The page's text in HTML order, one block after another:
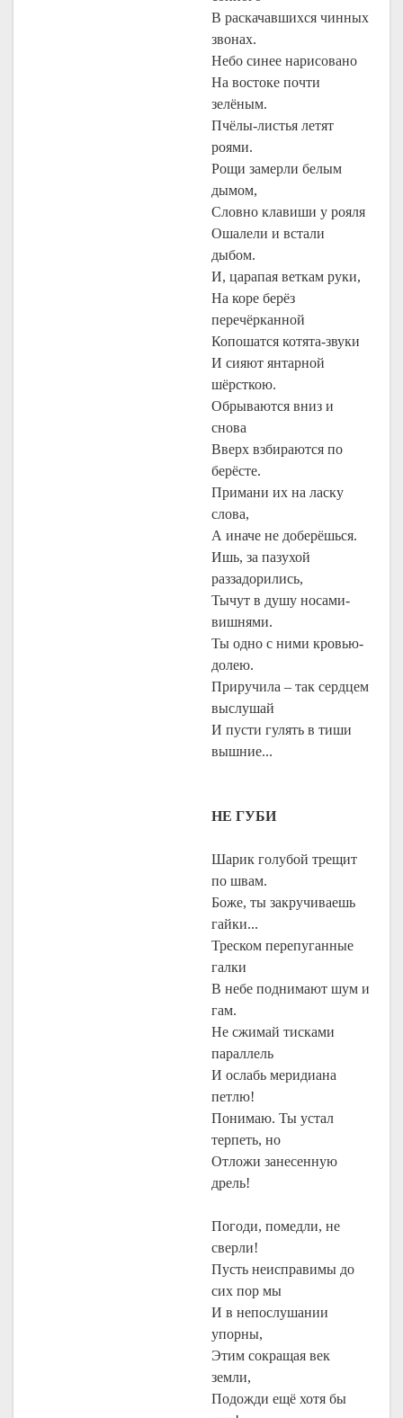
В раскачавшихся чинных
звонах.
Небо синее нарисовано
На востоке почти
зелёным.
Пчёлы-листья летят
роями.
Рощи замерли белым
дымом,
Словно клавиши у рояля
Ошалели и встали
дыбом.
И, царапая веткам руки,
На коре берёз
перечёрканной
Копошатся котята-звуки
И сияют янтарной
шёрсткою.
Обрываются вниз и
снова
Вверх взбираются по
берёсте.
Примани их на ласку
слова,
А иначе не доберёшься.
Ишь, за пазухой
раззадорились,
Тычут в душу носами-
вишнями.
Ты одно с ними кровью-
долею.
Приручила – так сердцем
выслушай
И пусти гулять в тиши
вышние...
НЕ ГУБИ
Шарик голубой трещит
по швам.
Боже, ты закручиваешь
гайки...
Треском перепуганные
галки
В небе поднимают шум и
гам.
Не сжимай тисками
параллель
И ослабь меридиана
петлю!
Понимаю. Ты устал
терпеть, но
Отложи занесенную
дрель!
Погоди, помедли, не
сверли!
Пусть неисправимы до
сих пор мы
И в непослушании
упорны,
Этим сокращая век
земли,
Подожди ещё хотя бы